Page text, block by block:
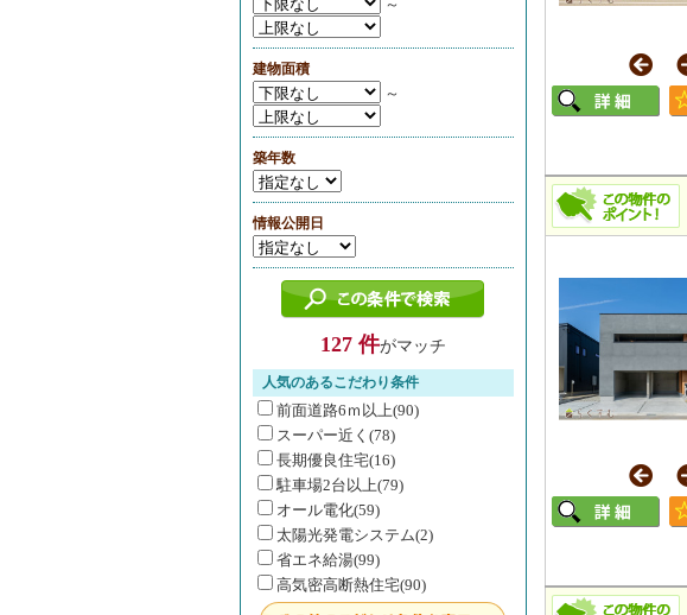
～
建物面積
～
築年数
情報公開日
127 件がマッチ
人気のあるこだわり条件
前面道路6ｍ以上(90)
スーパー近く(78)
長期優良住宅(16)
駐車場2台以上(79)
オール電化(59)
太陽光発電システム(2)
省エネ給湯(99)
高気密高断熱住宅(90)